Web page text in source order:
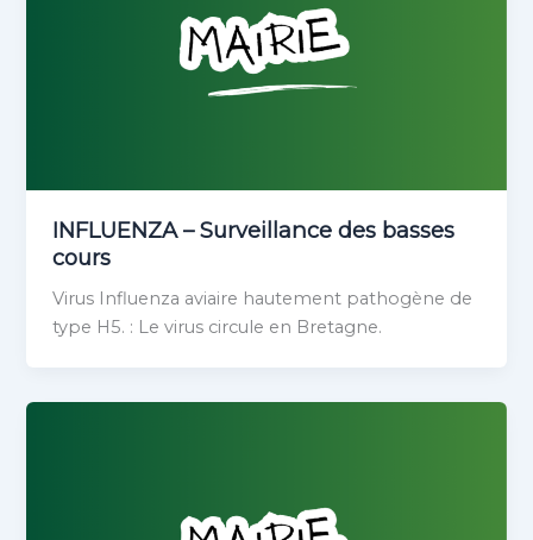
INFLUENZA – Surveillance des basses
cours
Virus Influenza aviaire hautement pathogène de
type H5. : Le virus circule en Bretagne.